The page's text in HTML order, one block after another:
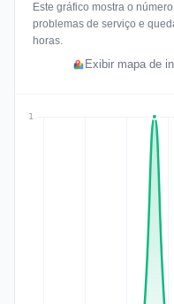
Este gráfico mostra o
problemas de serviço e
horas.
Exibir mapa de